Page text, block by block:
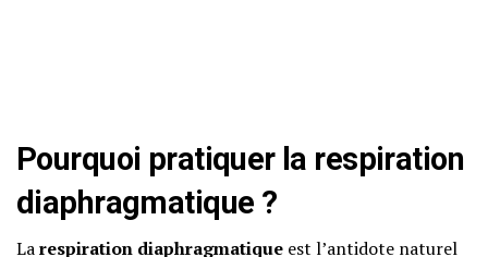
Pourquoi pratiquer la respiration
diaphragmatique ?
Larespiration diaphragmatique est l’antidote naturel